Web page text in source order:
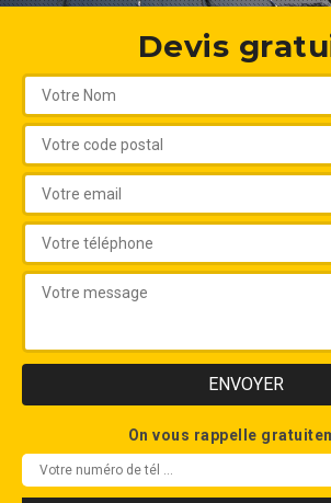
Devis
On vous rappelle